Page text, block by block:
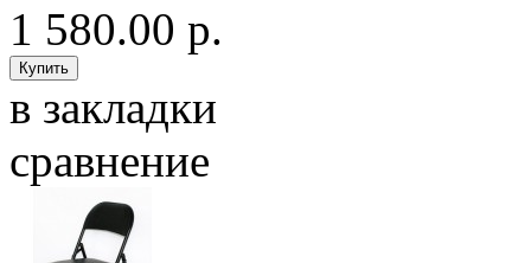
1 580.00 р.
в закладки
сравнение